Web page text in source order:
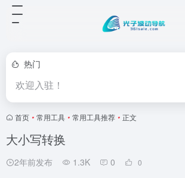
热门
欢迎入驻！
首页 • 常用工具 • 常用工具推荐 • 正文
大小写转换
2年前发布 1.3K 0 0